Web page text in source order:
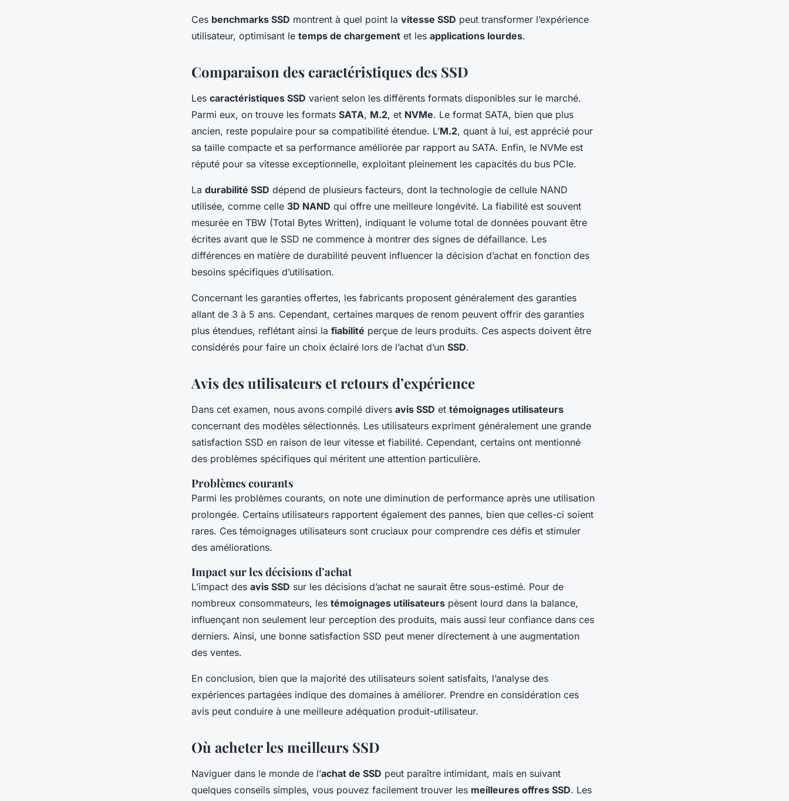
Ces benchmarks SSD montrent à quel point la vitesse SSD peut transformer l’expérience
utilisateur, optimisant le temps de chargement et les applications lourdes.
Comparaison des caractéristiques des SSD
Les caractéristiques SSD varient selon les différents formats disponibles sur le marché.
Parmi eux, on trouve les formats SATA, M.2, et NVMe. Le format SATA, bien que plus
ancien, reste populaire pour sa compatibilité étendue. L’M.2, quant à lui, est apprécié pour
sa taille compacte et sa performance améliorée par rapport au SATA. Enfin, le NVMe est
réputé pour sa vitesse exceptionnelle, exploitant pleinement les capacités du bus PCIe.
La durabilité SSD dépend de plusieurs facteurs, dont la technologie de cellule NAND
utilisée, comme celle 3D NAND qui offre une meilleure longévité. La fiabilité est souvent
mesurée en TBW (Total Bytes Written), indiquant le volume total de données pouvant être
écrites avant que le SSD ne commence à montrer des signes de défaillance. Les
différences en matière de durabilité peuvent influencer la décision d’achat en fonction des
besoins spécifiques d’utilisation.
Concernant les garanties offertes, les fabricants proposent généralement des garanties
allant de 3 à 5 ans. Cependant, certaines marques de renom peuvent offrir des garanties
plus étendues, reflétant ainsi la fiabilité perçue de leurs produits. Ces aspects doivent être
considérés pour faire un choix éclairé lors de l’achat d’un SSD.
Avis des utilisateurs et retours d’expérience
Dans cet examen, nous avons compilé divers avis SSD et témoignages utilisateurs
concernant des modèles sélectionnés. Les utilisateurs expriment généralement une grande
satisfaction SSD en raison de leur vitesse et fiabilité. Cependant, certains ont mentionné
des problèmes spécifiques qui méritent une attention particulière.
Problèmes courants
Parmi les problèmes courants, on note une diminution de performance après une utilisation
prolongée. Certains utilisateurs rapportent également des pannes, bien que celles-ci soient
rares. Ces témoignages utilisateurs sont cruciaux pour comprendre ces défis et stimuler
des améliorations.
Impact sur les décisions d’achat
L’impact des avis SSD sur les décisions d’achat ne saurait être sous-estimé. Pour de
nombreux consommateurs, les témoignages utilisateurs pèsent lourd dans la balance,
influençant non seulement leur perception des produits, mais aussi leur confiance dans ces
derniers. Ainsi, une bonne satisfaction SSD peut mener directement à une augmentation
des ventes.
En conclusion, bien que la majorité des utilisateurs soient satisfaits, l’analyse des
expériences partagées indique des domaines à améliorer. Prendre en considération ces
avis peut conduire à une meilleure adéquation produit-utilisateur.
Où acheter les meilleurs SSD
Naviguer dans le monde de l’achat de SSD peut paraître intimidant, mais en suivant
quelques conseils simples, vous pouvez facilement trouver les meilleures offres SSD. Les